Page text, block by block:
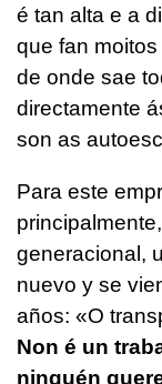
é tan alta e a
que fan
de onde sae
directamente
son as
Para este
generacional,
nuevo y se
años: «O
Non é un
ninguén